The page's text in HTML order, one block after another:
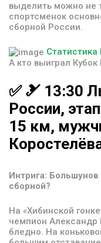
выделить можно не
спортсменок
сборной России.
А кто выиграл
✅ 🎿 13:30
России, этап
15 км,
Интрига:
сборной?
На «Хибинской
чемпион Александр
бледно. На